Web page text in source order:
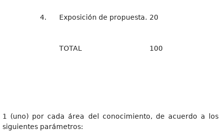
4. Exposición de propuesta. 20
TOTAL 100
1 (uno) por cada área del conocimiento, de acuerdo a los
siguientes parámetros: